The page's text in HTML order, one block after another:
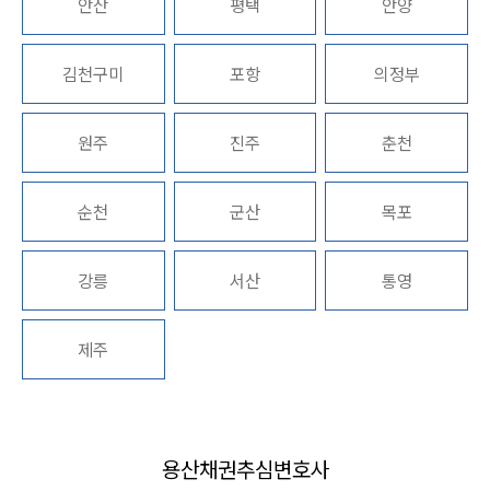
언론보도
공지사항
법률 블로그
법률서식
뉴스레터/브로슈어
세미나
대륜법률상담예약
대륜법률상담예약
안산 평택 안양
김천구미 포항 의정부
원주 진주 춘천
순천 군산 목포
강릉 서산 통영
제주
용산채권추심변호사